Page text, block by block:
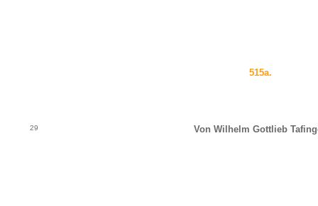
515a.
29 Von Wilhelm Gottlieb